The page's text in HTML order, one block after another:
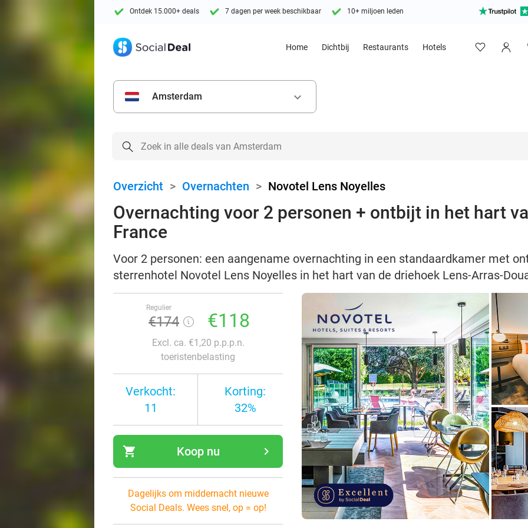
Ontdek 15.000+ deals 7 dagen per week beschikbaar 10+ miljoen leden
Home Dichtbij Restaurants Hotels
Amsterdam keyboard_arrow_down
Overzicht > Overnachten > Novotel Lens Noyelles
Overnachting voor 2 personen + ontbijt in het hart
France
Voor 2 personen: een aangename overnachting in een standaardkamer met
sterrenhotel Novotel Lens Noyelles in het hart van de driehoek Lens-Arras-
Regulier
€174 €118
Excl. ca. €1,20 p.p.p.n.
toeristenbelasting
Verkocht:
11
Korting:
32%
shopping_cart navigate_next
Koop nu
Dagelijks om middernacht nieuwe
Social Deals. Wees snel, op = op!